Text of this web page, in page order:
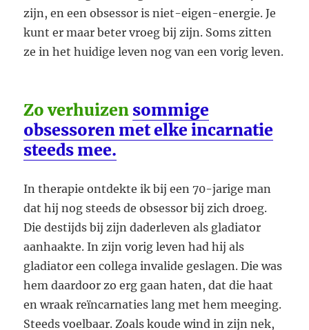
zijn, en een obsessor is niet-eigen-energie. Je
kunt er maar beter vroeg bij zijn. Soms zitten
ze in het huidige leven nog van een vorig leven.
Zo verhuizen sommige
obsessoren met elke incarnatie
steeds mee.
In therapie ontdekte ik bij een 70-jarige man
dat hij nog steeds de obsessor bij zich droeg.
Die destijds bij zijn daderleven als gladiator
aanhaakte. In zijn vorig leven had hij als
gladiator een collega invalide geslagen. Die was
hem daardoor zo erg gaan haten, dat die haat
en wraak reïncarnaties lang met hem meeging.
Steeds voelbaar. Zoals koude wind in zijn nek,